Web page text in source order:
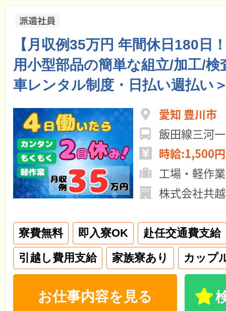
【月収例35万円 年間休日180日
用小型部品の簡単な組立/加工/検
車レンタル制度・日払い週払い
愛知 豊川市
飯田線三河
時給:1,500
工場・軽作
株式会社共
寮費無料 即入寮OK
赴任交通費支給
引越し費用支給
家族寮あり カップ
お仕事内容を見る